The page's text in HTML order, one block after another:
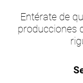
Entérate de
producciones